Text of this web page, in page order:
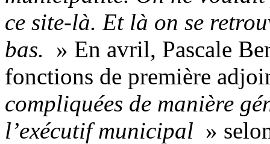
ce site-là. Et là on se
bas. » En avril, Pascale
fonctions de première
compliquées de manière
l’exécutif municipal »